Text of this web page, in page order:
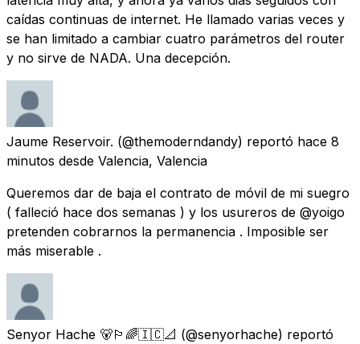
caídas continuas de internet. He llamado varias veces y
se han limitado a cambiar cuatro parámetros del router
y no sirve de NADA. Una decepción.
Jaume Reservoir. (@themoderndandy) reportó hace 8
minutos desde Valencia, Valencia
Queremos dar de baja el contrato de móvil de mi suegro
( falleció hace dos semanas ) y los usureros de @yoigo
pretenden cobrarnos la permanencia . Imposible ser
más miserable .
Senyor Hache 🐻🏳️‍🌈🇮🇨📐 (@senyorhache) reportó